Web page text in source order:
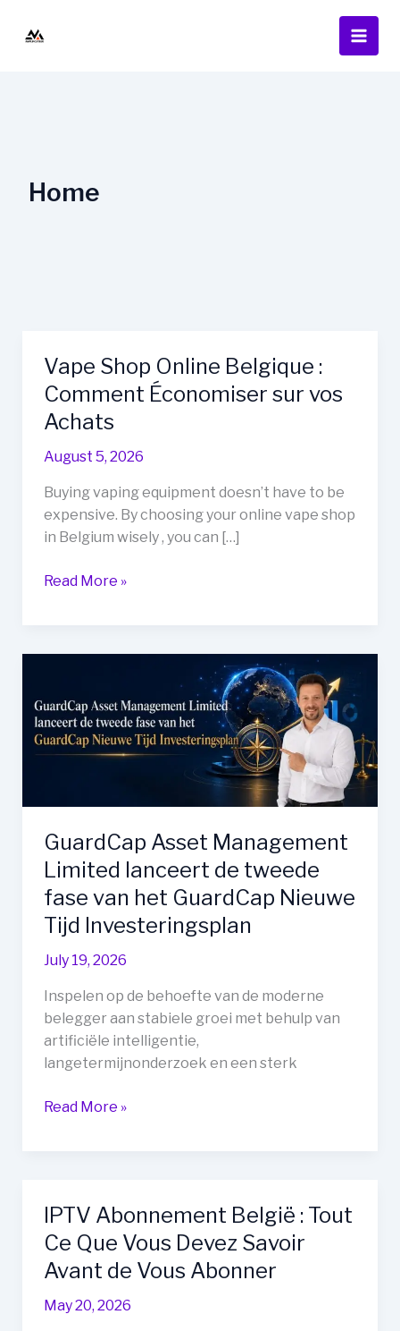
Home
Vape Shop Online Belgique :
Comment Économiser sur vos
Achats
August 5, 2026
Buying vaping equipment doesn’t have to be
expensive. By choosing your online vape shop
in Belgium wisely , you can […]
Vape
Économiser
sur
vos
Read More »
GuardCap Asset Management
Limited lanceert de tweede
fase van het GuardCap Nieuwe
Tijd Investeringsplan
July 19, 2026
Inspelen op de behoefte van de moderne
belegger aan stabiele groei met behulp van
artificiële intelligentie,
langetermijnonderzoek en een sterk
GuardCap
de
tweede
fase
het
Read More »
IPTV Abonnement België : Tout
Ce Que Vous Devez Savoir
Avant de Vous Abonner
May 20, 2026